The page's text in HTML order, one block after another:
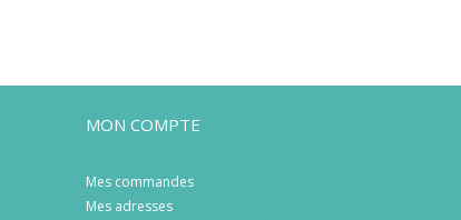
MON COMPTE
Mes commandes
Mes adresses